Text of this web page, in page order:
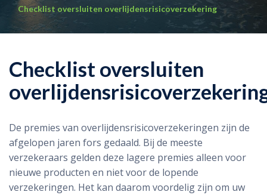
Checklist oversluiten overlijdensrisicoverzekering
Checklist oversluiten
De premies van overlijdensrisicoverzekeringen zijn de
afgelopen jaren fors gedaald. Bij de meeste
verzekeraars gelden deze lagere premies alleen voor
nieuwe producten en niet voor de lopende
verzekeringen. Het kan daarom voordelig zijn om uw